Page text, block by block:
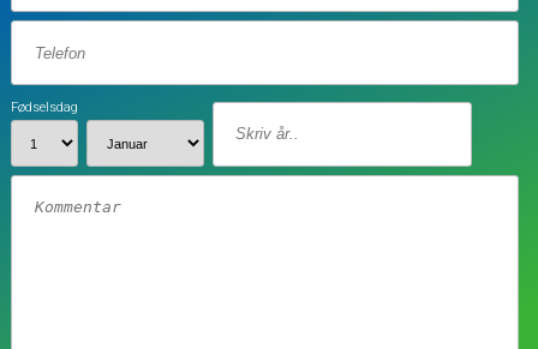
Fødselsdag